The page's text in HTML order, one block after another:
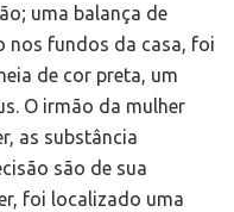
uma balança de
nos fundos da casa, foi
de cor preta, um
O irmão da mulher
as substância
são de sua
foi localizado uma